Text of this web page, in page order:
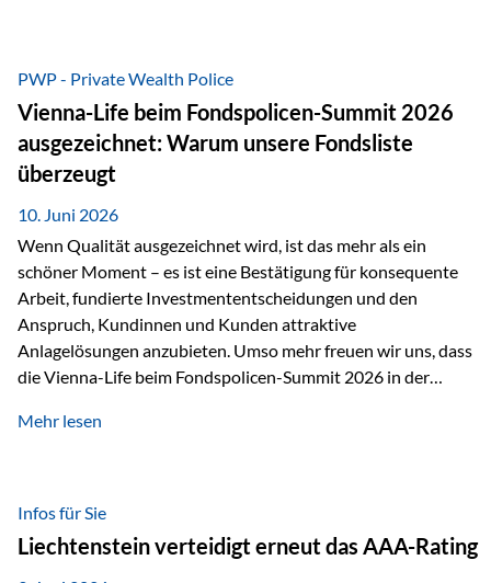
Leitfähigkeit aller Metalle. Diese Eigenschaft macht es für
zahlreiche Zukunftstechnologien praktisch unverzichtbar.
Silber findet sich unter anderem in: Solarmodulen
Elektrofahrzeugen Halbleitern Smartphones und Tablets…
PWP - Private Wealth Police
Vienna-Life beim Fondspolicen-Summit 2026
ausgezeichnet: Warum unsere Fondsliste
überzeugt
10. Juni 2026
Wenn Qualität ausgezeichnet wird, ist das mehr als ein
schöner Moment – es ist eine Bestätigung für konsequente
Arbeit, fundierte Investmententscheidungen und den
Anspruch, Kundinnen und Kunden attraktive
Anlagelösungen anzubieten. Umso mehr freuen wir uns, dass
die Vienna-Life beim Fondspolicen-Summit 2026 in der
dieser Ehrung ist der renommierte Fondspolicenreport der
analysiert und verglichen wurden. Das Ergebnis: Die ETF-
Auswahl der Vienna-Life zählt zu den drei besten Angeboten
am Markt. Für uns ist diese Auszeichnung eine Bestätigung
Mehr lesen
Infos für Sie
Liechtenstein verteidigt erneut das AAA-Rating